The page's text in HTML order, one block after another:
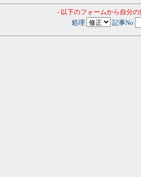
- 以下のフォームから自分
処理
記事No